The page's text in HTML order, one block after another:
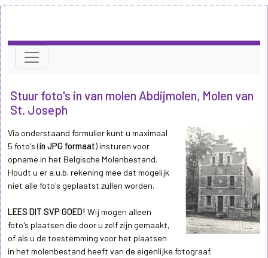
Stuur foto's in van molen Abdijmolen, Molen van
St. Joseph
Via onderstaand formulier kunt u maximaal
5 foto's (in JPG formaat) insturen voor
opname in het Belgische Molenbestand.
Houdt u er a.u.b. rekening mee dat mogelijk
niet alle foto's geplaatst zullen worden.
LEES DIT SVP GOED! Wij mogen alleen
foto's plaatsen die door u zelf zijn gemaakt,
of als u de toestemming voor het plaatsen
in het molenbestand heeft van de eigenlijke fotograaf.